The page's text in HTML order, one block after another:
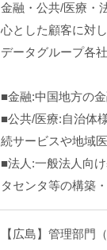
金融・公共/医療・
心とした顧客に対
データグループ各
■金融:中国地方の
■公共/医療:自治体
続サービスや地域
■法人:一般法人向
タセンタ等の構築
【広島】管理部門